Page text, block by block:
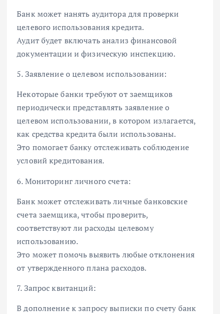
Банк может нанять аудитора для проверки
целевого использования кредита.
Аудит будет включать анализ финансовой
документации и физическую инспекцию.
5. Заявление о целевом использовании:
Некоторые банки требуют от заемщиков
периодически представлять заявление о
целевом использовании, в котором излагается,
как средства кредита были использованы.
Это помогает банку отслеживать соблюдение
условий кредитования.
6. Мониторинг личного счета:
Банк может отслеживать личные банковские
счета заемщика, чтобы проверить,
соответствуют ли расходы целевому
использованию.
Это может помочь выявить любые отклонения
от утвержденного плана расходов.
7. Запрос квитанций:
В дополнение к запросу выписки по счету банк